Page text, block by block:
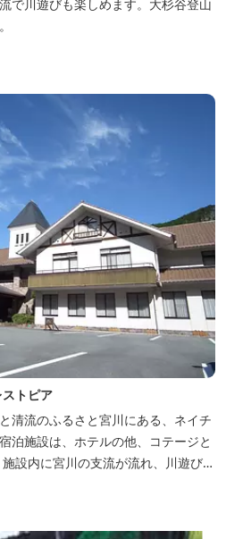
で川遊びも楽しめます。大杉谷登山
トピア
清流のふるさと宮川にある、ネイチ
泊施設は、ホテルの他、コテージと
あり、ファミリーやグループでもア
ねいに調理したフレンチフルコース